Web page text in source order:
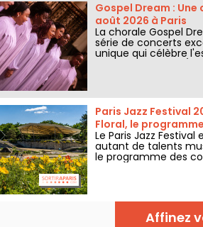
Gospel Dream :
août 2026 à Paris
La chorale Gospel
série de concerts
unique qui célèbre
Paris Jazz Festival
Floral, le programme
Le Paris Jazz
autant de talents
le programme des
Affinez